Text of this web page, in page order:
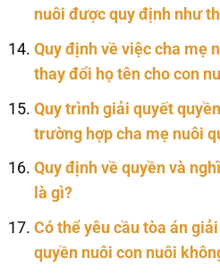
nuôi được quy định như
Quy định về việc cha mẹ
thay đổi họ tên cho con
Quy trình giải quyết
trường hợp cha mẹ nuôi
Quy định về quyền và
là gì?
Có thể yêu cầu tòa án
quyền nuôi con nuôi